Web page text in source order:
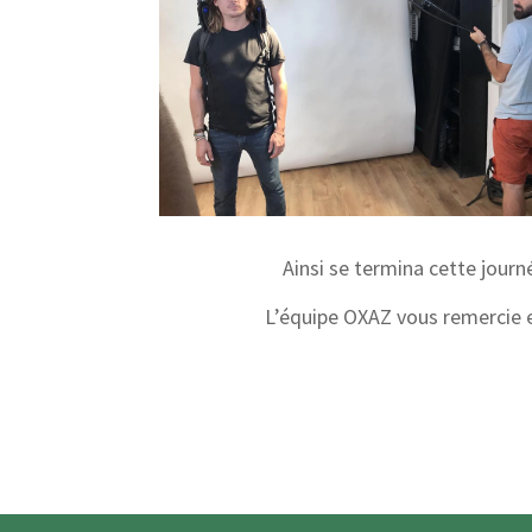
Ainsi se termina cette
L’équipe OXAZ vous